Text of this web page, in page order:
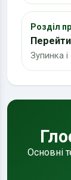
Розділ
Зупинка
Основні